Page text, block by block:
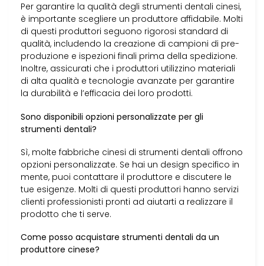
Per garantire la qualità degli strumenti dentali cinesi,
è importante scegliere un produttore affidabile. Molti
di questi produttori seguono rigorosi standard di
qualità, includendo la creazione di campioni di pre-
produzione e ispezioni finali prima della spedizione.
Inoltre, assicurati che i produttori utilizzino materiali
di alta qualità e tecnologie avanzate per garantire
la durabilità e l’efficacia dei loro prodotti.
Sono disponibili opzioni personalizzate per gli
strumenti dentali?
Sì, molte fabbriche cinesi di strumenti dentali offrono
opzioni personalizzate. Se hai un design specifico in
mente, puoi contattare il produttore e discutere le
tue esigenze. Molti di questi produttori hanno servizi
clienti professionisti pronti ad aiutarti a realizzare il
prodotto che ti serve.
Come posso acquistare strumenti dentali da un
produttore cinese?